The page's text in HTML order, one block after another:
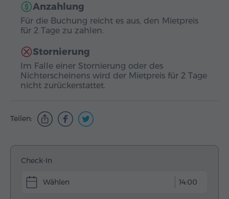
Anzahlung
Für die Buchung reicht es aus, den Mietpreis
für 2 Tage zu zahlen.
Stornierung
Im Falle einer Stornierung oder des
Nichterscheinens wird der Mietpreis für 2 Tage
nicht zurückerstattet.
Teilen:
Check-In
14:00